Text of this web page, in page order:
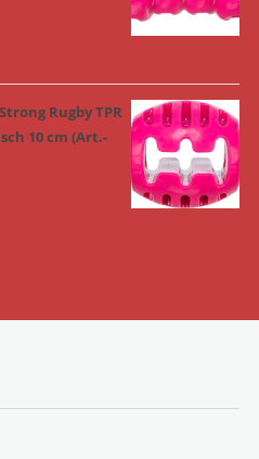
Rugby TPR
10 cm (Art.-